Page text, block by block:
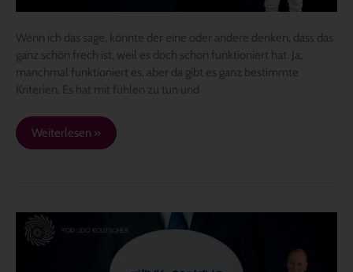
Wenn ich das sage, könnte der eine oder andere denken, dass das
ganz schön frech ist, weil es doch schon funktioniert hat. Ja,
manchmal funktioniert es, aber da gibt es ganz bestimmte
Kriterien. Es hat mit fühlen zu tun und
Weiterlesen »
Yod
live,